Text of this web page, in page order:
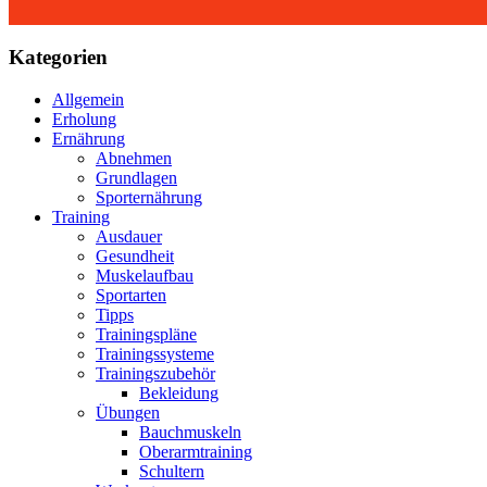
Kategorien
Allgemein
Erholung
Ernährung
Abnehmen
Grundlagen
Sporternährung
Training
Ausdauer
Gesundheit
Muskelaufbau
Sportarten
Tipps
Trainingspläne
Trainingssysteme
Trainingszubehör
Bekleidung
Übungen
Bauchmuskeln
Oberarmtraining
Schultern